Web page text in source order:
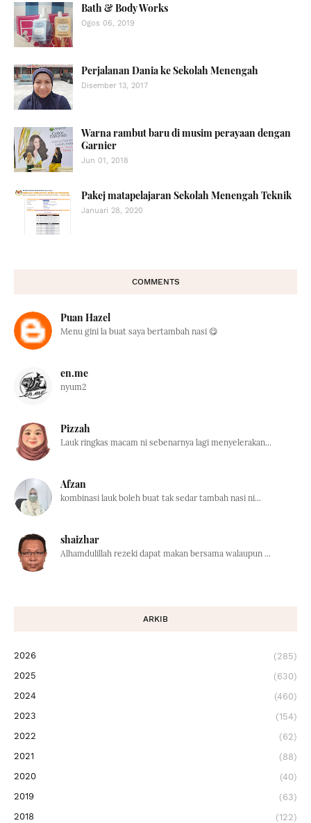
Bath & Body Works
Ogos 06, 2019
Perjalanan Dania ke Sekolah Menengah
Disember 13, 2017
Warna rambut baru di musim perayaan dengan
Garnier
Jun 01, 2018
Pakej matapelajaran Sekolah Menengah Teknik
Januari 28, 2020
COMMENTS
Puan Hazel
Menu gini la buat saya bertambah nasi 😋
en.me
nyum2
Pizzah
Lauk ringkas macam ni sebenarnya lagi menyelerakan...
Afzan
kombinasi lauk boleh buat tak sedar tambah nasi ni...
shaizhar
Alhamdulillah rezeki dapat makan bersama walaupun ...
ARKIB
2026
(285)
2025
(630)
2024
(460)
2023
(154)
2022
(62)
2021
(88)
2020
(40)
2019
(63)
2018
(122)